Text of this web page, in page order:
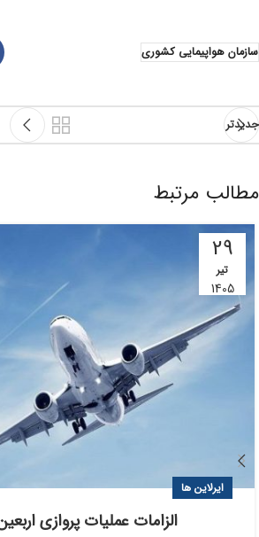
سازمان هواپیمایی کشوری
جدیدتر
مطالب مرتبط
29
تیر
1405
ایرلاین ها
الزامات عملیات پروازی